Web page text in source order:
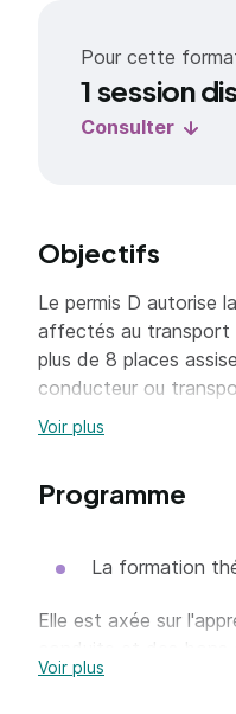
Pour cette
1 session
Consulter
Objectifs
Le permis D autorise
affectés au transport
plus de 8 places
conducteur ou
non compris le
Voir plus
Programme
La formation
Elle est axée sur
conduite et des bons
de sécurité routière.
Voir plus